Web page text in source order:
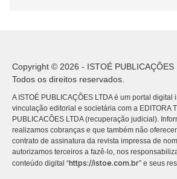
Copyright © 2026 - ISTOÉ PUBLICAÇÕES
Todos os direitos reservados.
A ISTOÉ PUBLICAÇÕES LTDA é um portal
vinculação editorial e societária com a EDITORA
PUBLICACÕES LTDA (recuperação judicial).
realizamos cobranças e que também não
contrato de assinatura da revista impressa de
autorizamos terceiros a fazê-lo, nos
conteúdo digital “https://istoe.com.br” e seus